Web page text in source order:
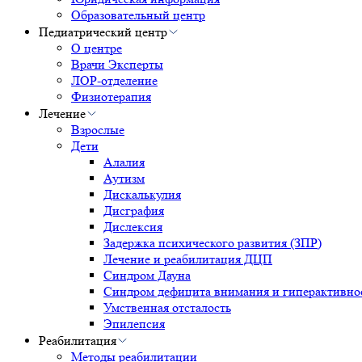
Образовательный центр
Педиатрический центр
О центре
Врачи Эксперты
ЛОР-отделение
Физиотерапия
Лечение
Взрослые
Дети
Алалия
Аутизм
Дискалькулия
Дисграфия
Дислексия
Задержка психического развития (ЗПР)
Лечение и реабилитация ДЦП
Синдром Дауна
Синдром дефицита внимания и
Умственная отсталость
Эпилепсия
Реабилитация
Методы реабилитации